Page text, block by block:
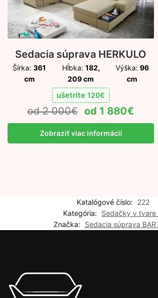
Sedacia súprava HERKULO
Šírka: 361
cm
Hĺbka: 182,
209 cm
Výška: 96
cm
ušetrite 120€
2 000€ 1 880€
Zobraziť viac informácií
Katalógové číslo:
222
Kategória:
Sedačky v tvare
Značka:
Sedacia súprava